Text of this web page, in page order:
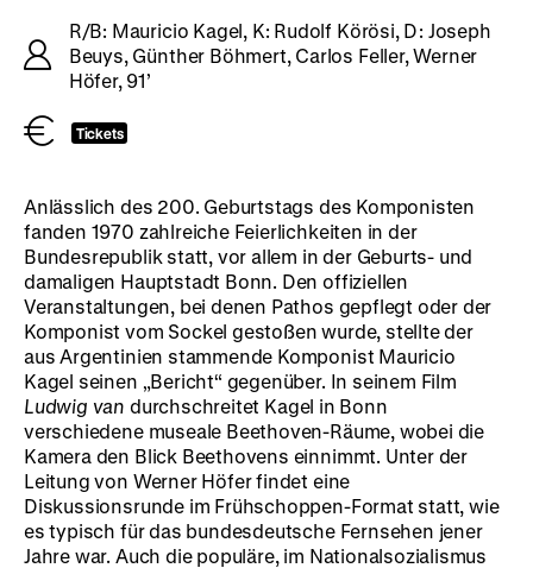
R/B: Mauricio Kagel, K: Rudolf Körösi, D: Joseph
Beuys, Günther Böhmert, Carlos Feller, Werner
Höfer, 91’
Tickets
Anlässlich des 200. Geburtstags des Komponisten
fanden 1970 zahlreiche Feierlichkeiten in der
Bundesrepublik statt, vor allem in der Geburts- und
damaligen Hauptstadt Bonn. Den offiziellen
Veranstaltungen, bei denen Pathos gepflegt oder der
Komponist vom Sockel gestoßen wurde, stellte der
aus Argentinien stammende Komponist Mauricio
Kagel seinen „Bericht“ gegenüber. In seinem Film
Ludwig van durchschreitet Kagel in Bonn
verschiedene museale Beethoven-Räume, wobei die
Kamera den Blick Beethovens einnimmt. Unter der
Leitung von Werner Höfer findet eine
Diskussionsrunde im Frühschoppen-Format statt, wie
es typisch für das bundesdeutsche Fernsehen jener
Jahre war. Auch die populäre, im Nationalsozialismus